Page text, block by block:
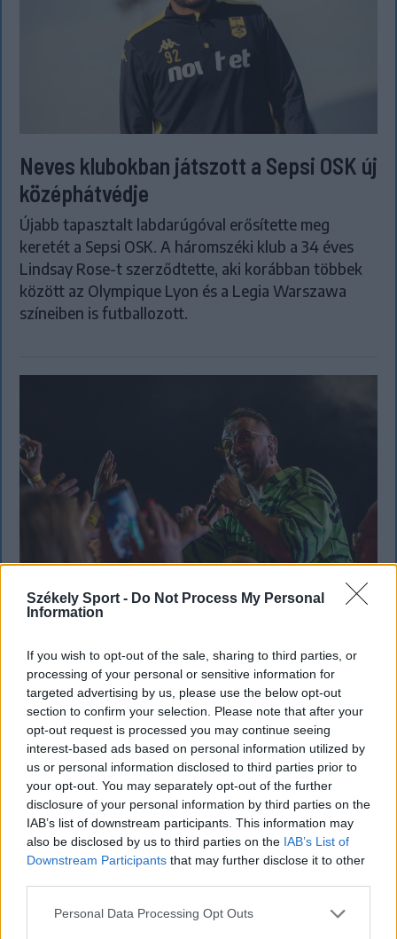
Székely Sport - Do Not Process My Personal
Information
If you wish to opt-out of the sale, sharing to third parties, or
processing of your personal or sensitive information for
targeted advertising by us, please use the below opt-out
section to confirm your selection. Please note that after your
opt-out request is processed you may continue seeing
interest-based ads based on personal information utilized by
us or personal information disclosed to third parties prior to
your opt-out. You may separately opt-out of the further
disclosure of your personal information by third parties on the
IAB’s list of downstream participants. This information may
also be disclosed by us to third parties on the IAB’s List of
Downstream Participants that may further disclose it to other
Personal Data Processing Opt Outs
Neves klubokban játszott a Sepsi OSK új
középhátvédje
Újabb tapasztalt labdarúgóval erősítette meg
keretét a Sepsi OSK. A háromszéki klub a 34 éves
Lindsay Rose-t szerződtette, aki korábban többek
között az Olympique Lyon és a Legia Warszawa
színeiben is futballozott.
Életveszélyesen megfenyegették
Majkát, elmarad a sepsiszentgyörgyi
koncertje
Életveszélyes fenyegetést kapott Majka, ezért
elmarad a sepsiszentgyörgyi koncertje. Az előadó
közösségi oldalán azt írta, ismeretlenek azt is
tudják, hol szállnának meg, kik biztosítanák a
rendezvényt és milyen útvonalon közlekednének
Erdélyben.